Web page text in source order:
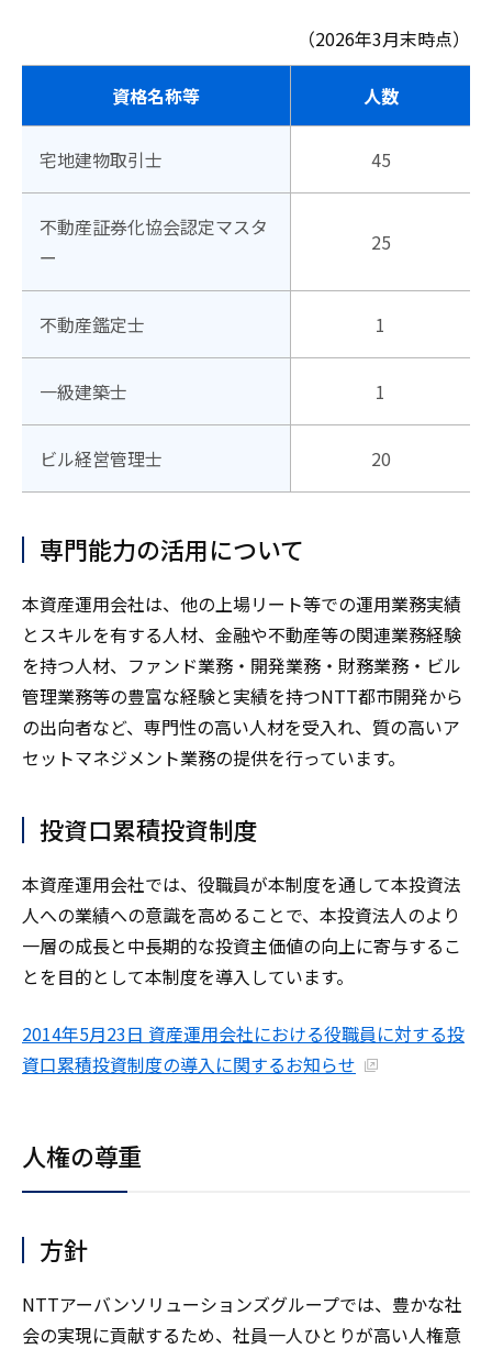
（2026年3月末時点）
資格名称等 人数
宅地建物取引士 45
不動産証券化協会認定マスタ
ー
25
不動産鑑定士 1
一級建築士 1
ビル経営管理士 20
専門能力の活用について
本資産運用会社は、他の上場リート等での運用業務実績
とスキルを有する人材、金融や不動産等の関連業務経験
を持つ人材、ファンド業務・開発業務・財務業務・ビル
管理業務等の豊富な経験と実績を持つNTT都市開発から
の出向者など、専門性の高い人材を受入れ、質の高いア
セットマネジメント業務の提供を行っています。
投資口累積投資制度
本資産運用会社では、役職員が本制度を通して本投資法
人への業績への意識を高めることで、本投資法人のより
一層の成長と中長期的な投資主価値の向上に寄与するこ
とを目的として本制度を導入しています。
2014年5月23日 資産運用会社における役職員に対する投
資口累積投資制度の導入に関するお知らせ
人権の尊重
方針
NTTアーバンソリューションズグループでは、豊かな社
会の実現に貢献するため、社員一人ひとりが高い人権意